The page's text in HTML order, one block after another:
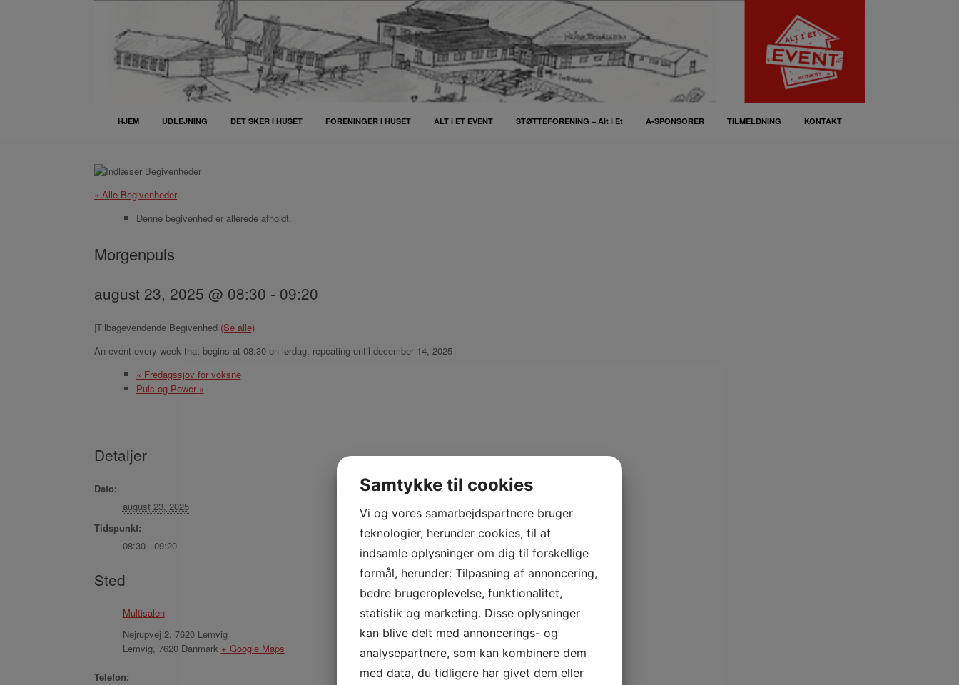
HJEM UDLEJNING DET SKER I HUSET FORENINGER I HUSET ALT i ET EVENT STØTTEFORENING – Alt i Et A-SPONSORER TILMELDNING KONTAKT
« Alle Begivenheder
Denne begivenhed er allerede afholdt.
Morgenpuls
august 23, 2025 @ 08:30 - 09:20
|Tilbagevendende Begivenhed (Se alle)
An event every week that begins at 08:30 on lørdag, repeating until december 14, 2025
« Fredagssjov for voksne
Puls og Power »
Detaljer
Dato:
august 23, 2025
Tidspunkt:
08:30 - 09:20
Sted
Multisalen
Nejrupvej 2, 7620 Lemvig
Lemvig, 7620 Danmark + Google Maps
Telefon:
Samtykke til cookies
Vi og vores samarbejdspartnere bruger
teknologier, herunder cookies, til at
indsamle oplysninger om dig til forskellige
formål, herunder: Tilpasning af annoncering,
bedre brugeroplevelse, funktionalitet,
statistik og marketing. Disse oplysninger
kan blive delt med annoncerings- og
analysepartnere, som kan kombinere dem
med data, du tidligere har givet dem eller